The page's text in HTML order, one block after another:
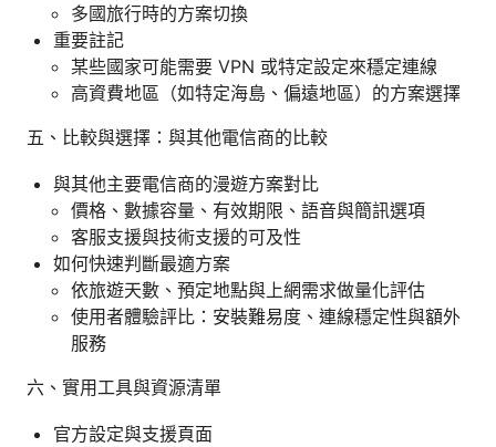
多國旅行時的方案切換
重要註記
某些國家可能需要 VPN 或特定設定來穩定連線
高資費地區（如特定海島、偏遠地區）的方案選擇
五、比較與選擇：與其他電信商的比較
與其他主要電信商的漫遊方案對比
價格、數據容量、有效期限、語音與簡訊選項
客服支援與技術支援的可及性
如何快速判斷最適方案
依旅遊天數、預定地點與上網需求做量化評估
使用者體驗評比：安裝難易度、連線穩定性與額外
服務
六、實用工具與資源清單
官方設定與支援頁面